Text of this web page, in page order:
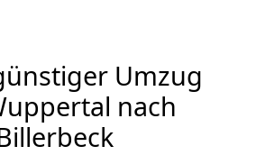
Umzug
nach